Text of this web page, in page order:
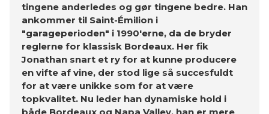
tingene anderledes og gør tingene bedre. Han
ankommer til Saint-Émilion i
"garageperioden" i 1990'erne, da de bryder
reglerne for klassisk Bordeaux. Her fik
Jonathan snart et ry for at kunne producere
en vifte af vine, der stod lige så succesfuldt
for at være unikke som for at være
topkvalitet. Nu leder han dynamiske hold i